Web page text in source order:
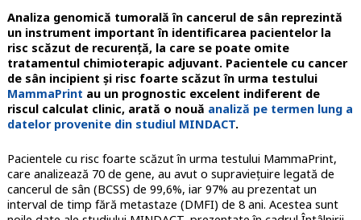
Analiza genomică tumorală în cancerul de sân reprezintă
un instrument important în identificarea pacientelor la
risc scăzut de recurență, la care se poate omite
tratamentul chimioterapic adjuvant. Pacientele cu cancer
de sân incipient și risc foarte scăzut în urma testului
MammaPrint au un prognostic excelent indiferent de
riscul calculat clinic, arată o nouă analiză pe termen lung a
datelor provenite din studiul MINDACT.
Pacientele cu risc foarte scăzut în urma testului MammaPrint,
care analizează 70 de gene, au avut o supraviețuire legată de
cancerul de sân (BCSS) de 99,6%, iar 97% au prezentat un
interval de timp fără metastaze (DMFI) de 8 ani. Acestea sunt